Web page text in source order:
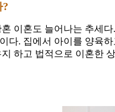
이혼도 늘어나는 추세
다. 집에서 아이를 양육
하고 법적으로 이혼한